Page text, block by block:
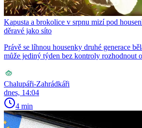
Kapusta a brokolice v srpnu mizí pod
děravé jako síto
Právě se líhnou housenky druhé generace
může jediný týden bez kontroly rozhodnout
Chalupáři-Zahrádkáři
dnes, 14:04
4 min